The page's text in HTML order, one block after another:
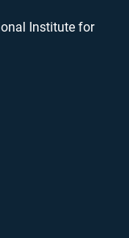
Institute for